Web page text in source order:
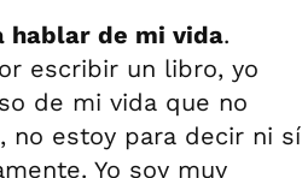
hablar de mi vida.
escribir un libro, yo
de mi vida que no
no estoy para decir ni sí
Yo soy muy